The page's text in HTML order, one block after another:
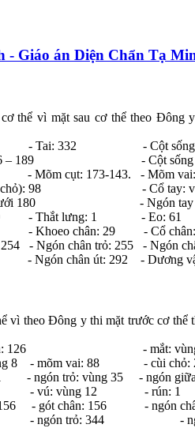
- Giáo án Diện Chẩn Tạ
mặt sau cơ thể theo Đông y
- Tai: 332 - Cột sống cổ:
26 – 189 - Cột sống
cụt: 173-143. - Mõm vai:
chỏ): 98 - Cổ tay:
trỏ: dưới 180 - Ngón tay
60 - Thắt lưng: 1 - Eo: 61
chân: 29 - Cổ chân:
- Ngón chân trỏ: 255 - Ngón
chân út: 292 - Dương vật:
Đông y thi mặt trước cơ thể
trán: 126 - mắt: vùng
8 - mõm vai: 88 - cùi chỏ:
- ngón trỏ: vùng 35 - ngón
- vú: vùng 12 - rún: 1
chân: 156 - ngón chân
345 - ngón trỏ: 344 -